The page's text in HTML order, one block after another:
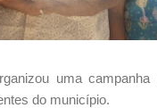
uma
do município.